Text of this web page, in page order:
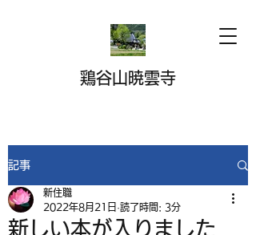
鶏谷山暁雲寺
記事
新しい本が入りました
新住職
2022年8月21日 読了時間: 3分